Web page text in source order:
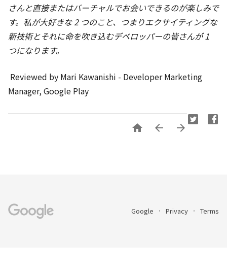
さんと直接またはバーチャルでお会いできるのが楽しみで
す。私が大好きな 2 つのこと、つまりエクサイティングな
新技術とそれに命を吹き込むデベロッパーの皆さんが 1
つになります。
Reviewed by Mari Kawanishi - Developer Marketing
Manager, Google Play
  
Google Privacy Terms